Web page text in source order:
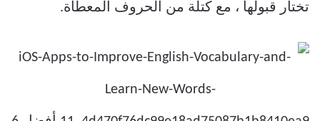
تختار قبولها ، مع كتلة من الحروف المعطاة.